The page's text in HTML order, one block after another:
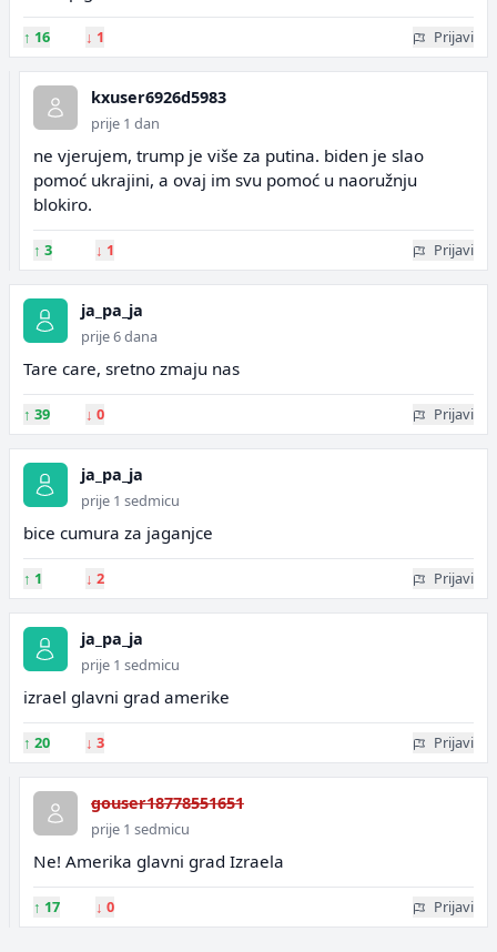
↑ 16 ↓ 1 Prijavi
kxuser6926d5983
prije 1 dan
ne vjerujem, trump je više za putina. biden je slao
pomoć ukrajini, a ovaj im svu pomoć u naoružnju
blokiro.
↑ 3 ↓ 1 Prijavi
ja_pa_ja
prije 6 dana
Tare care, sretno zmaju nas
↑ 39 ↓ 0 Prijavi
ja_pa_ja
prije 1 sedmicu
bice cumura za jaganjce
↑ 1 ↓ 2 Prijavi
ja_pa_ja
prije 1 sedmicu
izrael glavni grad amerike
↑ 20 ↓ 3 Prijavi
gouser18778551651
prije 1 sedmicu
Ne! Amerika glavni grad Izraela
↑ 17 ↓ 0 Prijavi